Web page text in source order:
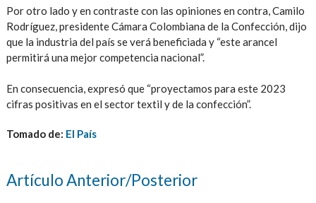
Por otro lado y en contraste con las opiniones en contra, Camilo
Rodríguez, presidente Cámara Colombiana de la Confección, dijo
que la industria del país se verá beneficiada y “este arancel
permitirá una mejor competencia nacional”.
En consecuencia, expresó que “proyectamos para este 2023
cifras positivas en el sector textil y de la confección”.
Tomado de: El País
Artículo Anterior/Posterior